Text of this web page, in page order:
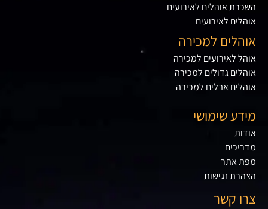
השכרת אוהלים לאירועים
אוהלים לאירועים
אוהלים למכירה
אוהל לאירועים למכירה
אוהלים גדולים למכירה
אוהלים אבלים למכירה
מידע שימושי
אודות
מדריכים
מפת אתר
הצהרת נגישות
צרו קשר